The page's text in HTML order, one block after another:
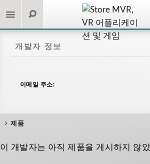
개발자 정보
이메일 주소:
제품
이 개발자는 아직 제품을 게시하지 않